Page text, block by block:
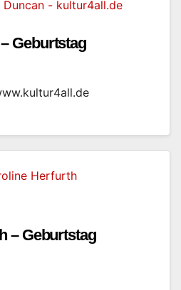
Geburtstag
– Geburtstag